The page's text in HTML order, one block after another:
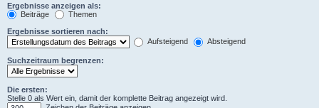
Ergebnisse anzeigen als:
Beiträge
Themen
Ergebnisse sortieren nach:
Aufsteigend
Absteigend
Suchzeitraum begrenzen:
Die ersten:
Stelle 0 als Wert ein, damit der komplette Beitrag angezeigt wird.